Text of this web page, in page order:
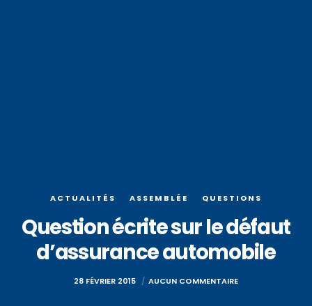
ACTUALITÉS ASSEMBLÉE QUESTIONS
Question écrite sur le défaut
d’assurance automobile
28 FÉVRIER 2015 AUCUN COMMENTAIRE